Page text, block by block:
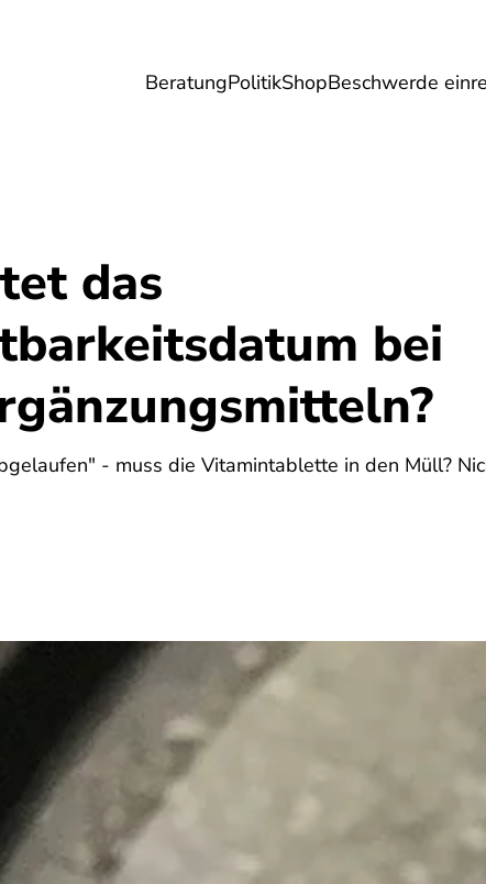
BeratungPolitikShopBeschwerde
Gesundheit Energie Reise
das
bei
- muss die Vitamintablette in den Müll?